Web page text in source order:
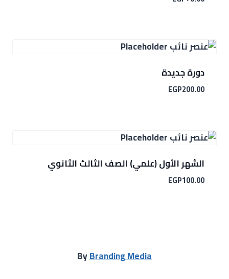
دورة جديدة
EGP200.00
الشهر الأول (علمي) الصف الثالث الثانوي
EGP100.00
ByBranding Media